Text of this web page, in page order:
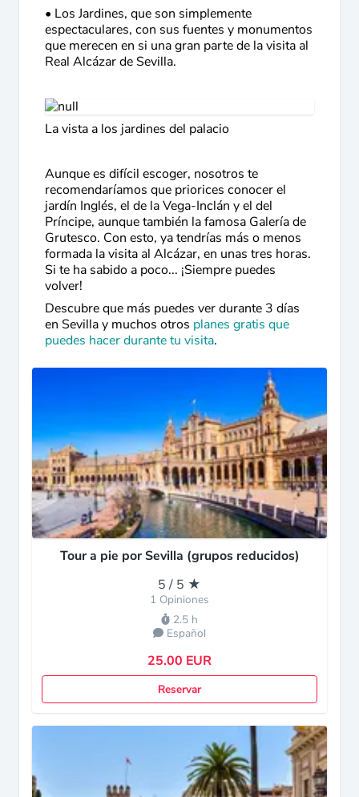
• Los Jardines, que son simplemente
espectaculares, con sus fuentes y monumentos
que merecen en si una gran parte de la visita al
Real Alcázar de Sevilla.
La vista a los jardines del palacio
Aunque es difícil escoger, nosotros te
recomendaríamos que priorices conocer el
jardín Inglés, el de la Vega-Inclán y el del
Príncipe, aunque también la famosa Galería de
Grutesco. Con esto, ya tendrías más o menos
formada la visita al Alcázar, en unas tres horas.
Si te ha sabido a poco... ¡Siempre puedes
volver!
Descubre que más puedes ver durante 3 días
en Sevilla y muchos otros planes gratis que
puedes hacer durante tu visita.
Tour a pie por Sevilla (grupos reducidos)
5 / 5 ★
1 Opiniones
2.5 h
Español
25.00 EUR
Reservar